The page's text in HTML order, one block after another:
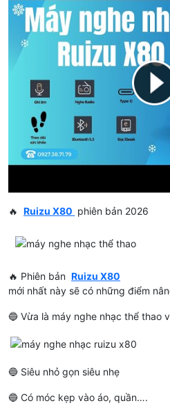
🔥 Ruizu X80 phiên bản 2026
🔥 Phiên bản Ruizu X80
mới nhất này sẽ có những điểm
🔵 Vừa là máy nghe nhạc thể thao
🔵 Siêu nhỏ gọn siêu nhẹ
🔵 Có móc kẹp vào áo, quần….